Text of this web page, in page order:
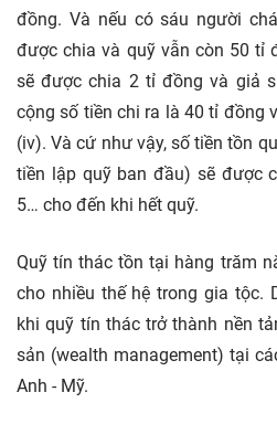
đồng. Và nếu có sáu người
được chia và quỹ vẫn còn 50 tỉ
sẽ được chia 2 tỉ đồng và giả
cộng số tiền chi ra là 40 tỉ đồng
(iv). Và cứ như vậy, số tiền tồn
tiền lập quỹ ban đầu) sẽ được
5… cho đến khi hết quỹ.
Quỹ tín thác tồn tại hàng trăm
cho nhiều thế hệ trong gia tộc.
khi quỹ tín thác trở thành nền
sản (wealth management) tại
Anh - Mỹ.